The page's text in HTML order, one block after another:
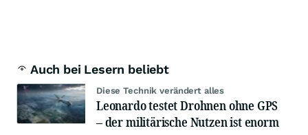
Auch bei Lesern beliebt
Diese Technik verändert alles
Leonardo testet Drohnen ohne GPS
– der militärische Nutzen ist enorm